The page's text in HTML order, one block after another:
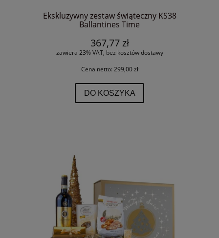
Ekskluzywny zestaw świąteczny KS38
Ballantines Time
367,77 zł
zawiera 23% VAT, bez kosztów dostawy
Cena netto: 299,00 zł
DO KOSZYKA